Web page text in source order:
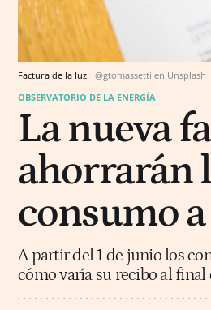
Factura de la luz. @gtomassetti en Unsplash
OBSERVATORIO DE LA ENERGÍA
La nueva
ahorrarán
consumo
A partir del 1 de junio los
cómo varía su recibo al